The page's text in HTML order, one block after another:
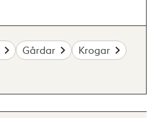
Gårdar
Krogar